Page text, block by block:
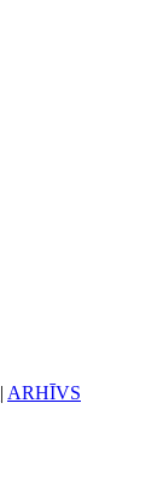
| ARHĪVS